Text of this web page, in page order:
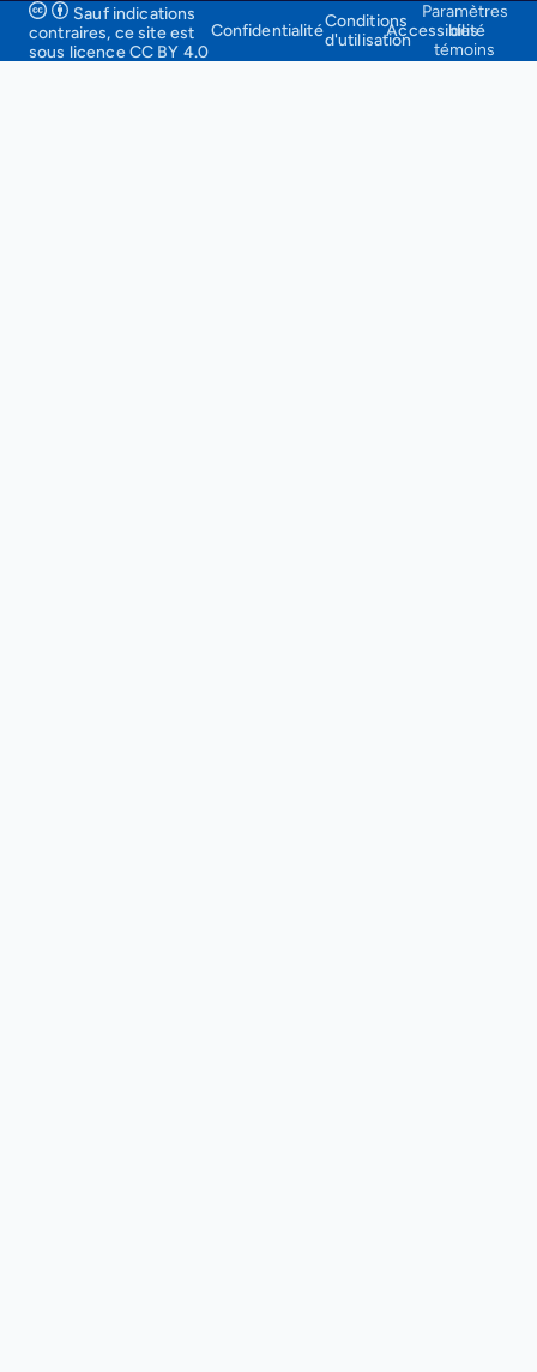
Sauf indications
contraires, ce siteest
sous licence CC BY 4.0
ConfidentialitéConditions
d'utilisationAccessibilité
Paramètres
des
témoins